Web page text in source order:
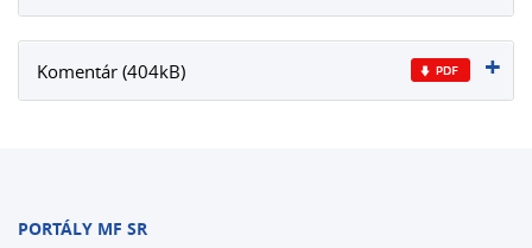
Komentár (404kB)
PORTÁLY MF SR